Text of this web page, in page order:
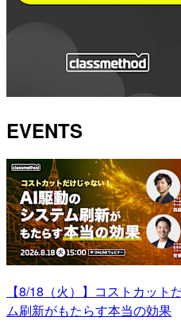
EVENTS
【8/18（火）】コストカッ
ム刷新がもたらす本当の効果